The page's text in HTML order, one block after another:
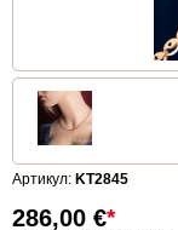
Артикул: KT2845
286,00 €*